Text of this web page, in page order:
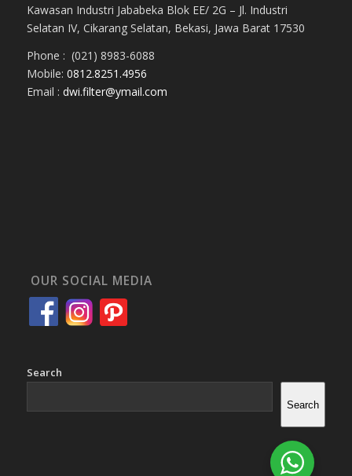
Kawasan Industri Jababeka Blok EE/ 2G – Jl. Industri
Selatan IV, Cikarang Selatan, Bekasi, Jawa Barat 17530
Phone : (021) 8983-6088
Mobile: 0812.8251.4956
Email : dwi.filter@ymail.com
OUR SOCIAL MEDIA
Search
Search